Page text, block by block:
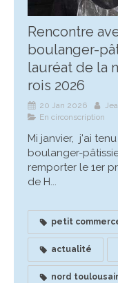
Rencontre
boulanger-
lauréat de la
rois 2026
20 Jan 2026
En circonscription
Mi janvier, j'ai
boulanger-
remporter le 1er
de H...
petit
actualité
nord